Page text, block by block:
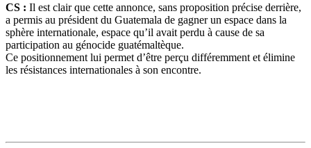
CS : Il est clair que cette annonce, sans proposition précise derrière,
a permis au président du Guatemala de gagner un espace dans la
sphère internationale, espace qu’il avait perdu à cause de sa
participation au génocide guatémaltèque.
Ce positionnement lui permet d’être perçu différemment et élimine
les résistances internationales à son encontre.